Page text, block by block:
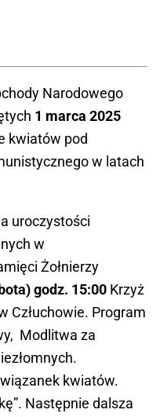
Narodowego
1 marca 2025
kwiatów pod
w latach
uroczystości
w
Żołnierzy
godz. 15:00 Krzyż
Człuchowie. Program
Modlitwa za
kwiatów.
Następnie dalsza